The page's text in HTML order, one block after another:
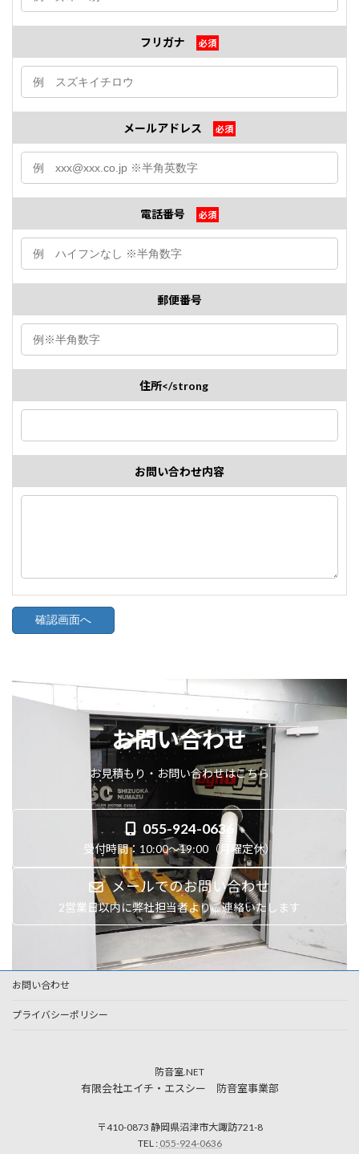
フリガナ 必須
メールアドレス 必須
電話番号 必須
郵便番号
住所</strong
お問い合わせ内容
お問い合わせ
お見積もり・お問い合わせはこちら
055-924-0636
受付時間：10:00～19:00（月曜定休）
メールでのお問い合わせ
2営業日以内に弊社担当者よりご連絡いたします
お問い合わせ
プライバシーポリシー
防音室.NET
有限会社エイチ・エスシー 防音室事業部
〒410-0873 静岡県沼津市大諏訪721-8
TEL : 055-924-0636